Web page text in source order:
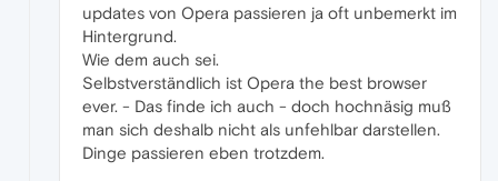
updates von Opera passieren ja oft unbemerkt im
Hintergrund.
Wie dem auch sei.
Selbstverständlich ist Opera the best browser
ever. - Das finde ich auch - doch hochnäsig muß
man sich deshalb nicht als unfehlbar darstellen.
Dinge passieren eben trotzdem.